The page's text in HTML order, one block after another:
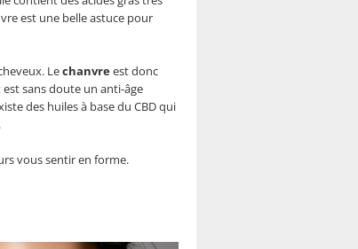
est une belle astuce pour
Lechanvreest donc
sans doute un anti-âge
des huiles à base du CBD qui
vous sentir en forme.